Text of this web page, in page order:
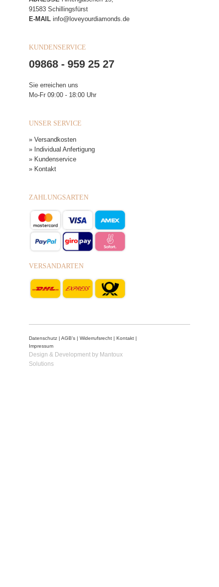
91583 Schillingsfürst
E-MAIL info@loveyourdiamonds.de
KUNDENSERVICE
09868 - 959 25 27
Sie erreichen uns
Mo-Fr 09:00 - 18:00 Uhr
UNSER SERVICE
» Versandkosten
» Individual Anfertigung
» Kundenservice
» Kontakt
ZAHLUNGSARTEN
VERSANDARTEN
Datenschutz AGB's Widerrufsrecht Kontakt
Impressum
Design & Development by Mantoux
Solutions